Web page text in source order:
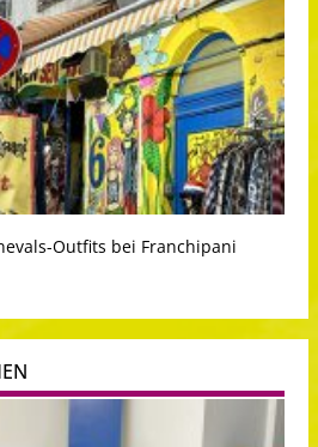
Outfits bei Franchipani